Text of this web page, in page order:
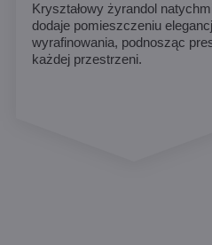
Kryształowy żyrandol
dodaje pomieszczeniu
wyrafinowania, podnosząc
każdej przestrzeni.